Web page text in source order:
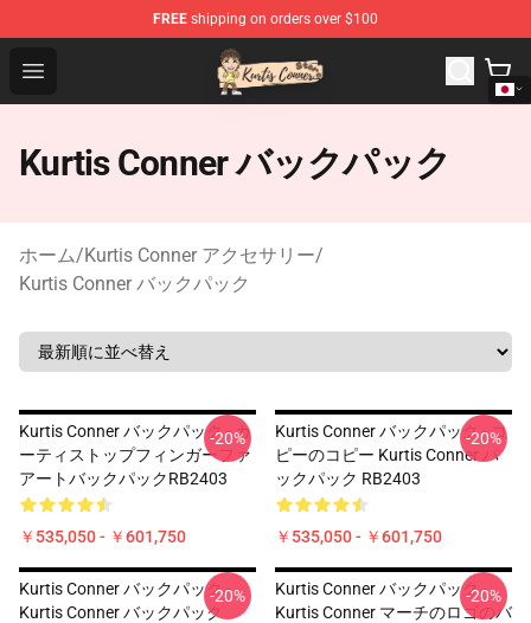
FREE shipping on orders over $100
Open menu
Kurtis Conner Store - Official Kurtis Conner Merchandise
Kurtis Conner バックパック
ホーム/Kurtis Conner アクセサリー/
Kurtis Conner バックパック
Kurtis Conner バックパック - カ
ーティストップフィンガーファ
アートバックパックRB2403
￥535,050 - ￥601,750
-20%
Kurtis Conner バックパック - コ
ピーのコピー Kurtis Conner バ
ックパック RB2403
￥535,050 - ￥601,750
-20%
Kurtis Conner バックパック -
Kurtis Conner バックパック
-20%
Kurtis Conner バックパック -
Kurtis Conner マーチのロゴのバ
-20%